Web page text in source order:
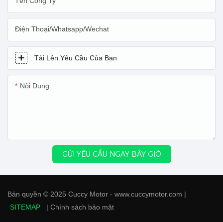
Điện Thoại/Whatsapp/Wechat
Tải Lên Yêu Cầu Của Bạn
Nội Dung
GỬI YÊU CẦU NGAY BÂY GIỜ
Bản quyền © 2025 Cuccy Motor - www.cuccymotor.com |
SITEMAP
| Chính sách bảo mật